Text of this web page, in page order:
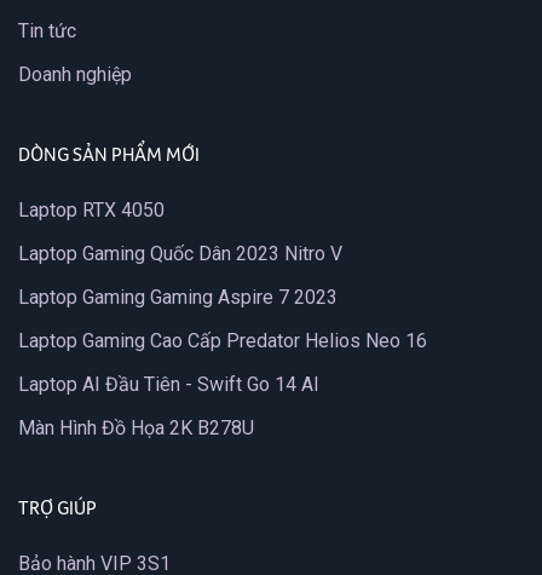
Tin tức
Doanh nghiệp
DÒNG SẢN PHẨM MỚI
Laptop RTX 4050
Laptop Gaming Quốc Dân 2023 Nitro V
Laptop Gaming Gaming Aspire 7 2023
Laptop Gaming Cao Cấp Predator Helios Neo 16
Laptop AI Đầu Tiên - Swift Go 14 AI
Màn Hình Đồ Họa 2K B278U
TRỢ GIÚP
Bảo hành VIP 3S1